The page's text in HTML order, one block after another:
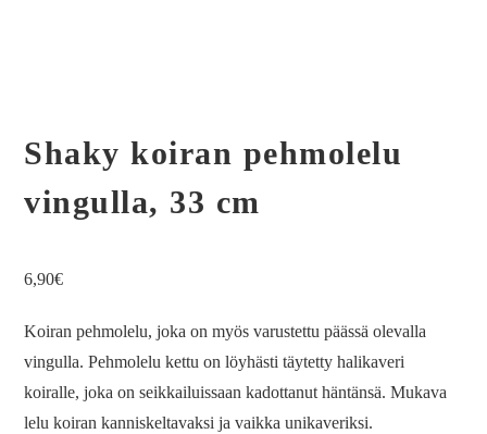
Shaky koiran pehmolelu
vingulla, 33 cm
6,90€
Koiran pehmolelu, joka on myös varustettu päässä olevalla
vingulla. Pehmolelu kettu on löyhästi täytetty halikaveri
koiralle, joka on seikkailuissaan kadottanut häntänsä. Mukava
lelu koiran kanniskeltavaksi ja vaikka unikaveriksi.